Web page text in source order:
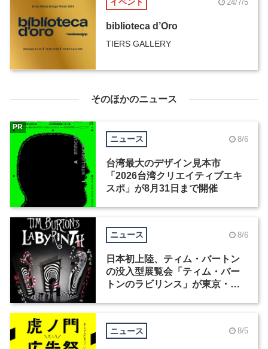
イベント 24/7/5
biblioteca d’Oro
TIERS GALLERY
そのほかのニュース
ニュース 8/6
台湾最大のデザイン見本市
「2026台湾クリエイティブエキ
スポ」が8月31日まで開催
PR
ニュース 8/6
日本初上陸、ティム・バートン
の没入型展覧会「ティム・バー
トンのラビリンス」が東京・豊
ニュース 8/5